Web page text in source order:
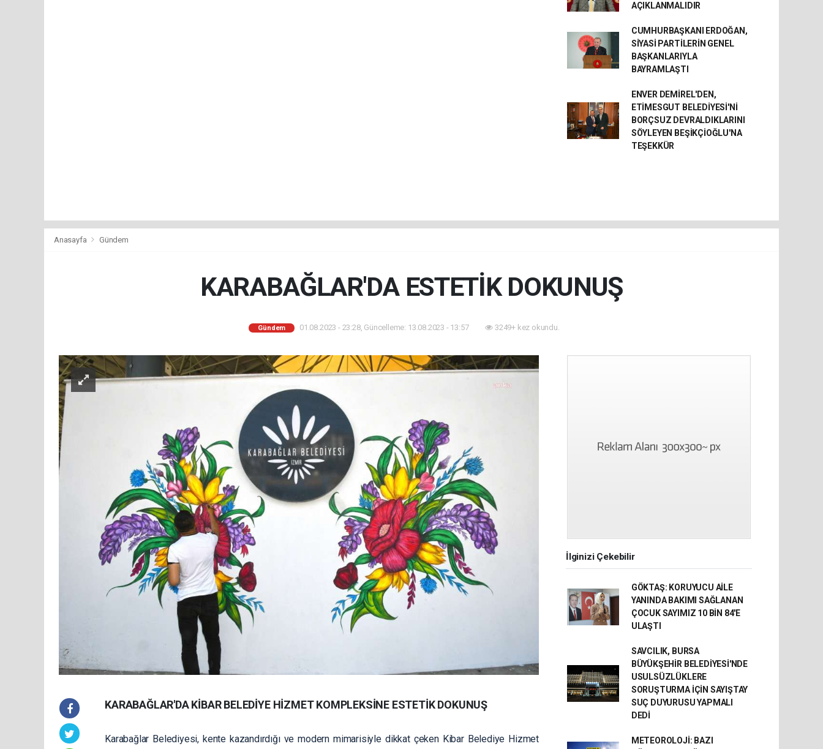
AÇIKLANMALIDIR
CUMHURBAŞKANI ERDOĞAN,
SİYASİ PARTİLERİN GENEL
BAŞKANLARIYLA
BAYRAMLAŞTI
ENVER DEMİREL'DEN,
ETİMESGUT BELEDİYESİ'Nİ
BORÇSUZ DEVRALDIKLARINI
SÖYLEYEN BEŞİKÇİOĞLU'NA
TEŞEKKÜR
Anasayfa Gündem
KARABAĞLAR'DA ESTETİK DOKUNUŞ
Gündem 01.08.2023 - 23:28, Güncelleme: 13.08.2023 - 13:57 3249+ kez okundu.
KARABAĞLAR'DA KİBAR BELEDİYE HİZMET KOMPLEKSİNE ESTETİK DOKUNUŞ
Karabağlar Belediyesi, kente kazandırdığı ve modern mimarisiyle dikkat çeken Kibar Belediye Hizmet
İlginizi Çekebilir
GÖKTAŞ: KORUYUCU AİLE
YANINDA BAKIMI SAĞLANAN
ÇOCUK SAYIMIZ 10 BİN 84'E
ULAŞTI
SAVCILIK, BURSA
BÜYÜKŞEHİR BELEDİYESİ'NDE
USULSÜZLÜKLERE
SORUŞTURMA İÇİN SAYIŞTAY
SUÇ DUYURUSU YAPMALI
DEDİ
METEOROLOJİ: BAZI